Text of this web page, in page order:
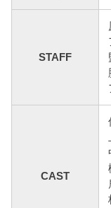
STAFF
CAST